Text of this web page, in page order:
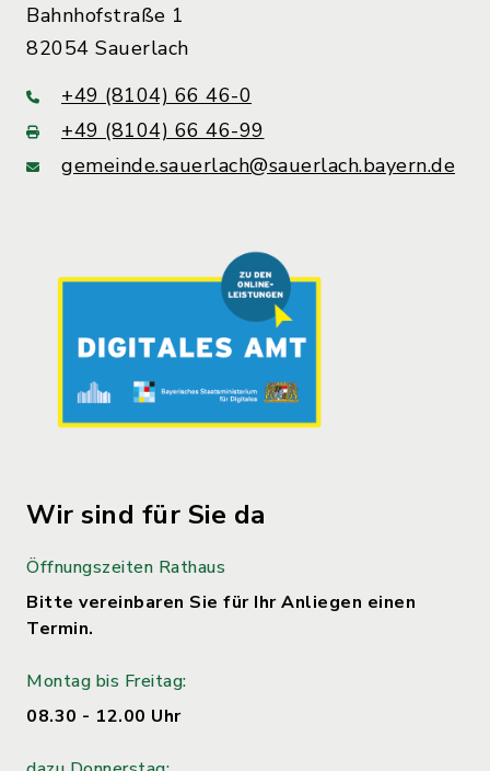
Bahnhofstraße 1
82054 Sauerlach
+49 (8104) 66 46-0
+49 (8104) 66 46-99
gemeinde.sauerlach@sauerlach.bayern.de
Wir sind für Sie da
Öffnungszeiten Rathaus
Bitte vereinbaren Sie für Ihr Anliegen einen
Termin.
Montag bis Freitag:
08.30 - 12.00 Uhr